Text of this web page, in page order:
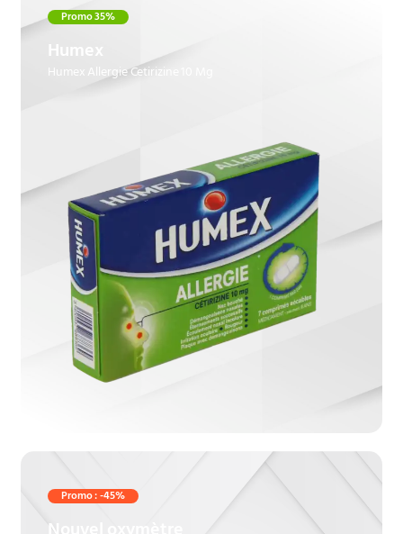
Promo 35%
Humex
Humex Allergie Cetirizine 10 Mg
Promo : -45%